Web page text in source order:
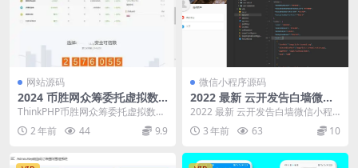
网站源码
2024 币胜网众筹委托虚拟数
字交易平台网站ThinkPHP源
码
ThinkPHP币胜网众筹委托虚拟数字
交易平台网站源码，带分红、众
筹、支付功能 ...
2 年前 44 9.9
微信小程序源码
2022 最新 云开发告白墙微信
小程序源码
2022 最新 云开发告白墙微信小程
序源码
3 年前 63 10